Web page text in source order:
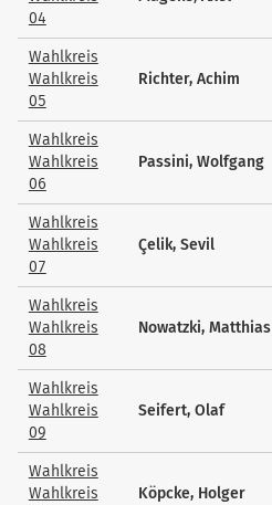
04
Wahlkreis
Wahlkreis
05
Richter, Achim
Wahlkreis
Wahlkreis
06
Passini, Wolfgang
Wahlkreis
Wahlkreis
07
Çelik, Sevil
Wahlkreis
Wahlkreis
08
Nowatzki, Matthias
Wahlkreis
Wahlkreis
09
Seifert, Olaf
Wahlkreis
Wahlkreis
Köpcke, Holger